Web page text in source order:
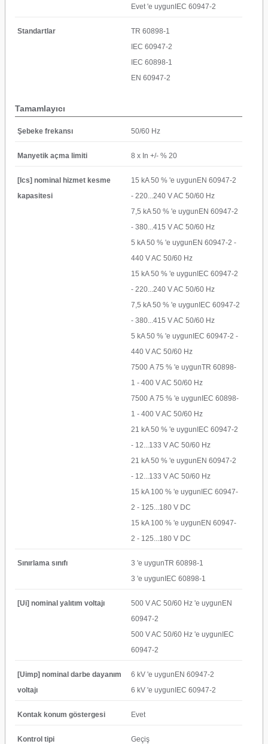
Evet 'e uygunIEC 60947-2
Standartlar
TR 60898-1
IEC 60947-2
IEC 60898-1
EN 60947-2
Tamamlayıcı
Şebeke frekansı 50/60 Hz
Manyetik açma limiti 8 x In +/- % 20
[Ics] nominal hizmet kesme
kapasitesi
15 kA 50 % 'e uygunEN 60947-2
- 220...240 V AC 50/60 Hz
7,5 kA 50 % 'e uygunEN 60947-2
- 380...415 V AC 50/60 Hz
5 kA 50 % 'e uygunEN 60947-2 -
440 V AC 50/60 Hz
15 kA 50 % 'e uygunIEC 60947-2
- 220...240 V AC 50/60 Hz
7,5 kA 50 % 'e uygunIEC 60947-2
- 380...415 V AC 50/60 Hz
5 kA 50 % 'e uygunIEC 60947-2 -
440 V AC 50/60 Hz
7500 A 75 % 'e uygunTR 60898-
1 - 400 V AC 50/60 Hz
7500 A 75 % 'e uygunIEC 60898-
1 - 400 V AC 50/60 Hz
21 kA 50 % 'e uygunIEC 60947-2
- 12...133 V AC 50/60 Hz
21 kA 50 % 'e uygunEN 60947-2
- 12...133 V AC 50/60 Hz
15 kA 100 % 'e uygunIEC 60947-
2 - 125...180 V DC
15 kA 100 % 'e uygunEN 60947-
2 - 125...180 V DC
Sınırlama sınıfı
3 'e uygunTR 60898-1
3 'e uygunIEC 60898-1
[Ui] nominal yalıtım voltajı
500 V AC 50/60 Hz 'e uygunEN
60947-2
500 V AC 50/60 Hz 'e uygunIEC
60947-2
[Uimp] nominal darbe dayanım
voltajı
6 kV 'e uygunEN 60947-2
6 kV 'e uygunIEC 60947-2
Kontak konum göstergesi Evet
Kontrol tipi Geçiş